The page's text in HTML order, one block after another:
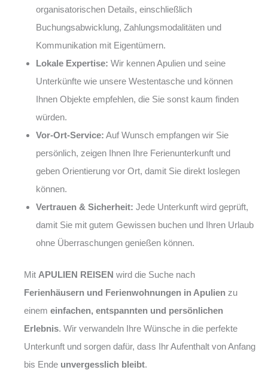
organisatorischen Details, einschließlich
Buchungsabwicklung, Zahlungsmodalitäten und
Kommunikation mit Eigentümern.
Lokale Expertise: Wir kennen Apulien und seine
Unterkünfte wie unsere Westentasche und können
Ihnen Objekte empfehlen, die Sie sonst kaum finden
würden.
Vor-Ort-Service: Auf Wunsch empfangen wir Sie
persönlich, zeigen Ihnen Ihre Ferienunterkunft und
geben Orientierung vor Ort, damit Sie direkt loslegen
können.
Vertrauen & Sicherheit: Jede Unterkunft wird geprüft,
damit Sie mit gutem Gewissen buchen und Ihren Urlaub
ohne Überraschungen genießen können.
Mit APULIEN REISEN wird die Suche nach
Ferienhäusern und Ferienwohnungen in Apulien zu
einem einfachen, entspannten und persönlichen
Erlebnis. Wir verwandeln Ihre Wünsche in die perfekte
Unterkunft und sorgen dafür, dass Ihr Aufenthalt von Anfang
bis Ende unvergesslich bleibt.